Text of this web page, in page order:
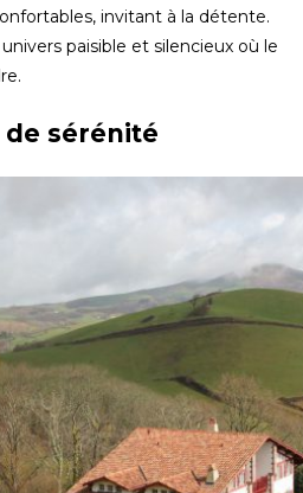
invitant à la détente.
paisible et silencieux où le
sérénité